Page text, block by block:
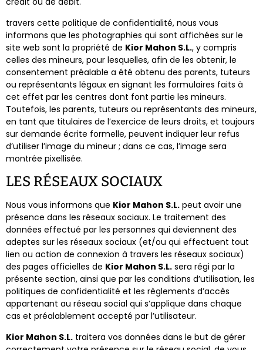
travers cette politique de confidentialité, nous vous
informons que les photographies qui sont affichées sur le
site web sont la propriété de Kior Mahon S.L.​​, y compris
celles des mineurs, pour lesquelles, afin de les obtenir, le
consentement préalable a été obtenu des parents, tuteurs
ou représentants légaux en signant les formulaires faits à
cet effet par les centres dont font partie les mineurs.
Toutefois, les parents, tuteurs ou représentants des mineurs,
en tant que titulaires de l’exercice de leurs droits, et toujours
sur demande écrite formelle, peuvent indiquer leur refus
d’utiliser l’image du mineur ; dans ce cas, l’image sera
montrée pixellisée.
LES RÉSEAUX SOCIAUX
Nous vous informons que Kior Mahon S.L.​​ peut avoir une
présence dans les réseaux sociaux. Le traitement des
données effectué par les personnes qui deviennent des
adeptes sur les réseaux sociaux (et/ou qui effectuent tout
lien ou action de connexion à travers les réseaux sociaux)
des pages officielles de Kior Mahon S.L.​​ sera régi par la
présente section, ainsi que par les conditions d’utilisation, les
politiques de confidentialité et les règlements d’accès
appartenant au réseau social qui s’applique dans chaque
cas et préalablement accepté par l’utilisateur.
Kior Mahon S.L.​​ traitera vos données dans le but de gérer